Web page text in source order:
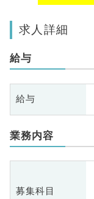
求人詳細
給与
給与
業務内容
募集科目